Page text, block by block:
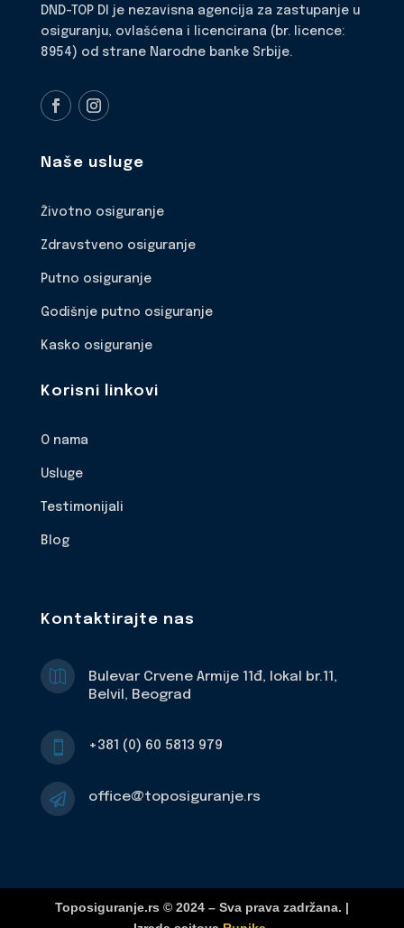
DND-TOP DI je nezavisna agencija za zastupanje u
osiguranju, ovlašćena i licencirana (br. licence:
8954) od strane Narodne banke Srbije.
Naše usluge
Životno osiguranje
Zdravstveno osiguranje
Putno osiguranje
Godišnje putno osiguranje
Kasko osiguranje
Korisni linkovi
O nama
Usluge
Testimonijali
Blog
Kontaktirajte nas

Bulevar Crvene Armije 11đ, lokal br.11,
Belvil, Beograd
 +381 (0) 60 5813 979
 office@toposiguranje.rs
Toposiguranje.rs © 2024 – Sva prava zadržana. |